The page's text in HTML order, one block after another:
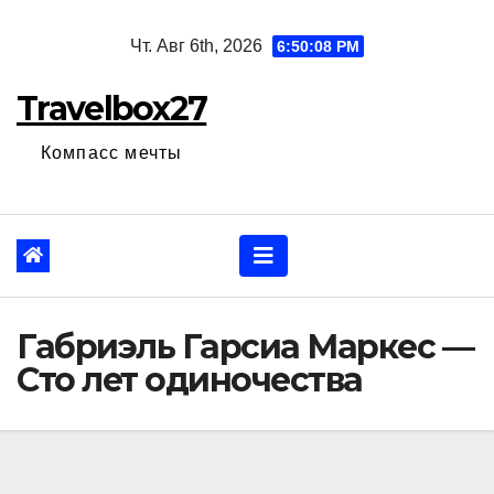
Чт. Авг 6th, 2026 6:50:09 PM
Travelbox27
Компасс мечты
Габриэль Гарсиа Маркес —
Сто лет одиночества